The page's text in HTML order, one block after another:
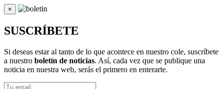
×
Cerrar
SUSCRÍBETE
Si deseas estar al tanto de lo que acontece en nuestro cole, suscríbete
a nuestro boletín de noticias. Así, cada vez que se publique una
noticia en nuestra web, serás el primero en enterarte.